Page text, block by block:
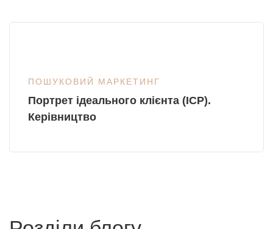
ПОШУКОВИЙ МАРКЕТИНГ
Портрет ідеального клієнта (ICP).
Керівництво